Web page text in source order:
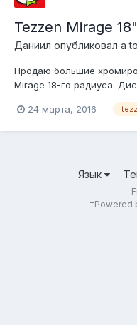
Tezzen Mirage
Даниил опубликовал a
Продаю большие
Mirage 18-го радиуса.
порезов и проколов.
24 марта, 2016
Язык
=Powered